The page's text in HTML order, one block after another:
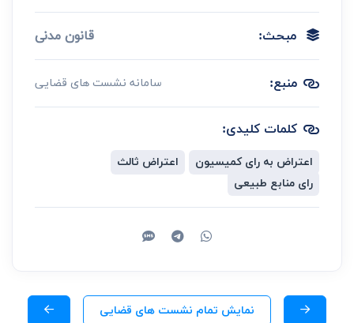
مبحث: قانون مدنی
منبع: سامانه نشست های قضایی
کلمات کلیدی:
اعتراض به رای کمیسیون
اعتراض ثالث
رای منابع طبیعی
نمایش تمام نشست های قضایی